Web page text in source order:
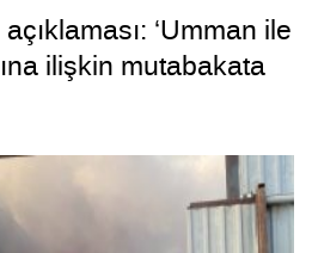
‘Umman ile
ilişkin mutabakata